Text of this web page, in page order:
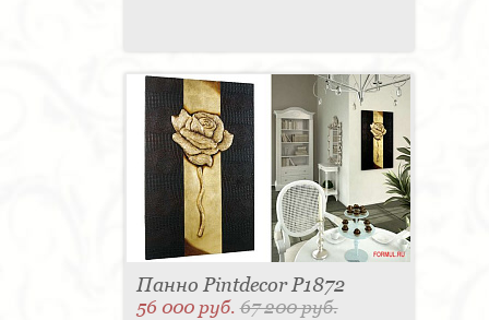
Панно Pintdecor P1872
56 000 руб.67 200 руб.